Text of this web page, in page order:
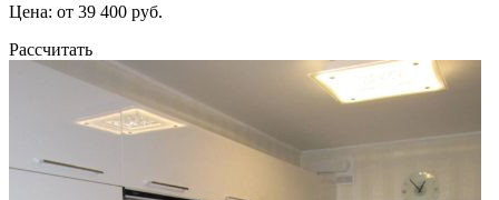
Цена: от 39 400 руб.
Рассчитать